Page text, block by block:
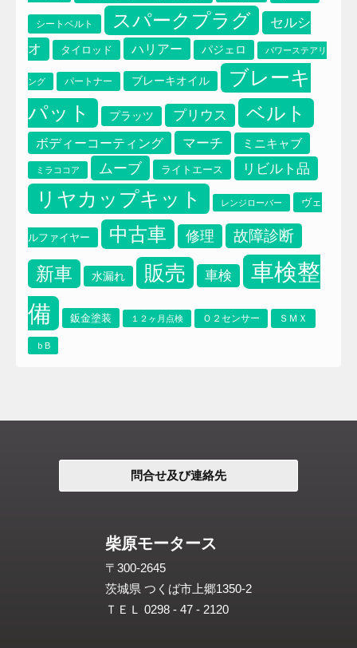
イプサム エアコンフィルター エアーエレメント
シートベルト スパークプラグ
セルシ
オ
タイロッド ハリアー パジェロ パワーステアリ
ング パートナー ブレーキオイル
ブレーキ
パット
プラッツ プリウス ベルト
ボディーコーティング マーチ ミニキャブ
ミラココア ムーブ ライトエース リビルト品
リヤカップキット レンジローバー ヴェ
ルファイヤー 中古車 修理 故障診断
新車 水漏れ 販売 車検
車検整
備
鈑金塗装 １２ヶ月点検 Ｏ２センサー ＳＭＸ
ｂB
問合せ及び連絡先
柴原モータース
〒300-2645
茨城県 つくば市上郷1350-2
ＴＥＬ 0298 - 47 - 2120